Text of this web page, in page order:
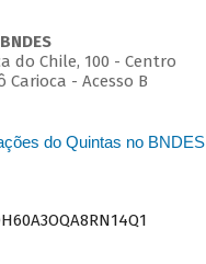
do Chile, 100 - Centro
- Acesso B
do Quintas no BNDES